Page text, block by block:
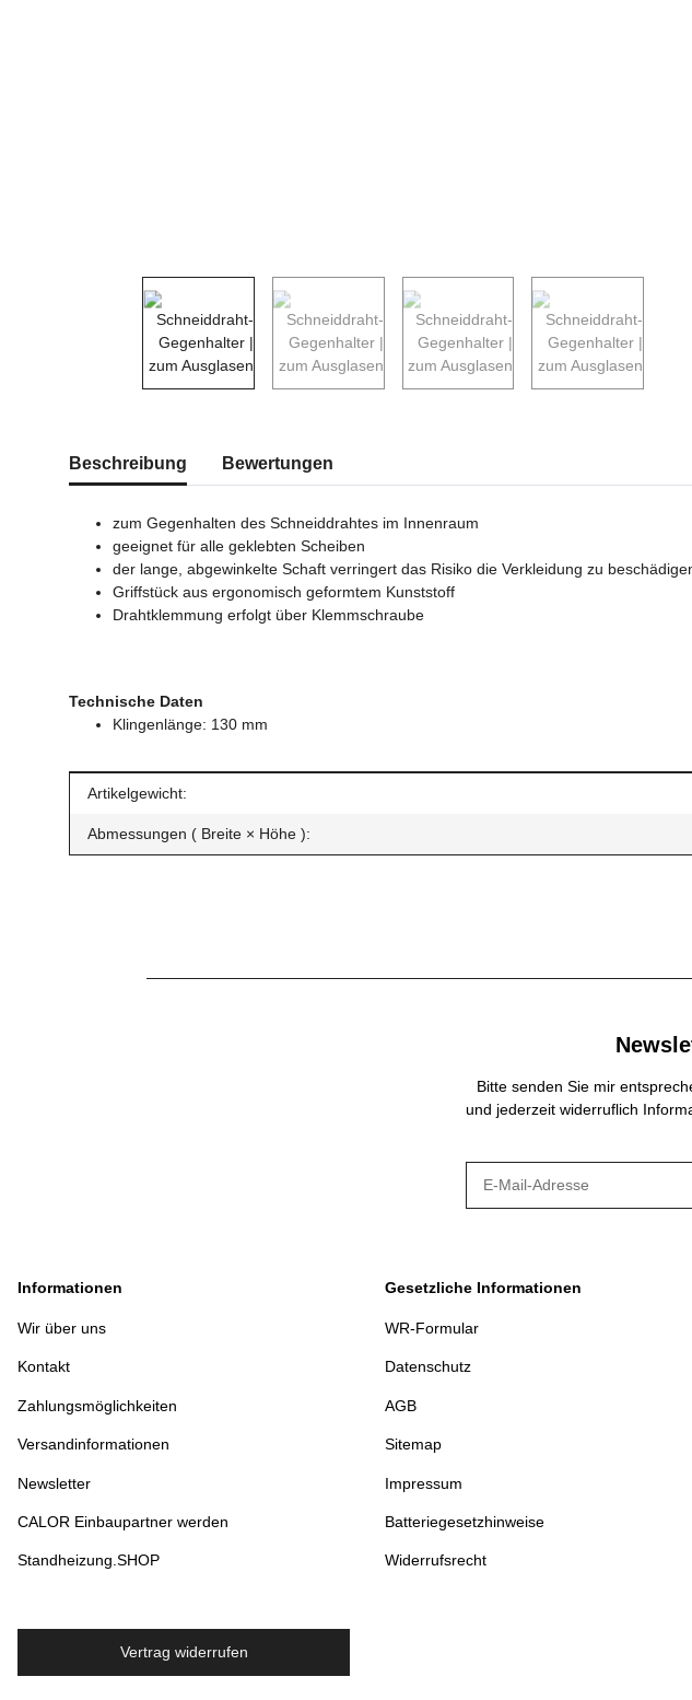
Beschreibung Bewertungen
zum Gegenhalten des Schneiddrahtes im Innenraum
geeignet für alle geklebten Scheiben
der lange, abgewinkelte Schaft verringert das Risiko die Verkleidung zu
Griffstück aus ergonomisch geformtem Kunststoff
Drahtklemmung erfolgt über Klemmschraube
Technische Daten
Klingenlänge: 130 mm
Produkteigenschaft
Wert
Artikelgewicht:
Abmessungen ( Breite × Höhe ):
Bitte senden Sie mir
und jederzeit widerruflich
Informationen
Wir über uns
Kontakt
Zahlungsmöglichkeiten
Versandinformationen
Newsletter
CALOR Einbaupartner werden
Standheizung.SHOP
Gesetzliche Informationen
WR-Formular
Datenschutz
AGB
Sitemap
Impressum
Batteriegesetzhinweise
Widerrufsrecht
Vertrag widerrufen